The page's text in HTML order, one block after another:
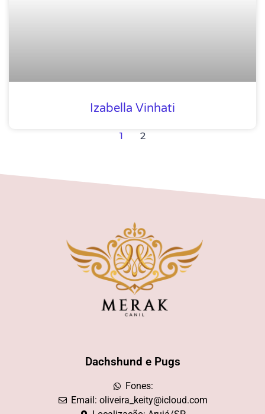
Izabella Vinhati
1 2
Dachshund e Pugs
Fones:
Email: oliveira_keity@icloud.com